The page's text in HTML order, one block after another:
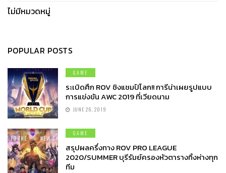
ไม่มีหมวดหมู่
POPULAR POSTS
GAME
ระเบิดศึก ROV ชิงแชมป์โลก!! การีน่าเผยรูปแบบ
การแข่งขัน AWC 2019 ที่เวียดนาม
JUNE 26, 2019
GAME
สรุปผลครึ่งทาง ROV PRO LEAGUE
2020/SUMMER บุรีรัมย์ครองหัวตารางทิ้งห่างทุก
ทีม